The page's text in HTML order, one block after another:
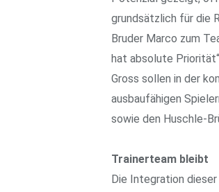
grundsätzlich für die
Bruder Marco zum
hat absolute
Gross sollen in der
ausbaufähigen
sowie den Huschle-
Trainerteam bleibt
Die Integration